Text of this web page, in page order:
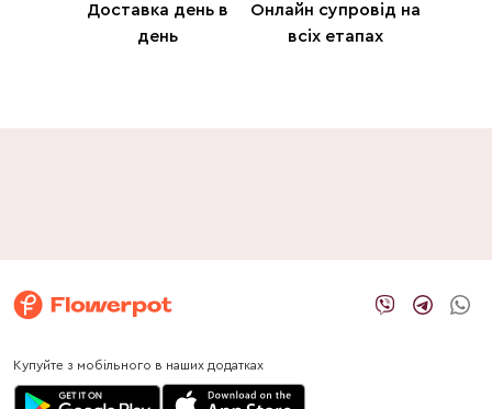
Доставка день в
день
Онлайн супровід на
всіх етапах
Купуйте з мобільного в наших додатках